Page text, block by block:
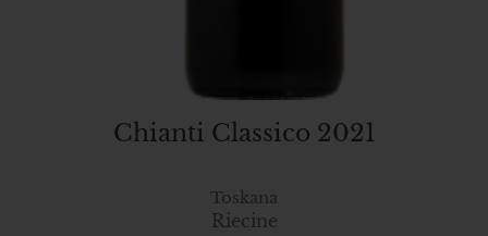
Chianti Classico 2021
Toskana
Riecine